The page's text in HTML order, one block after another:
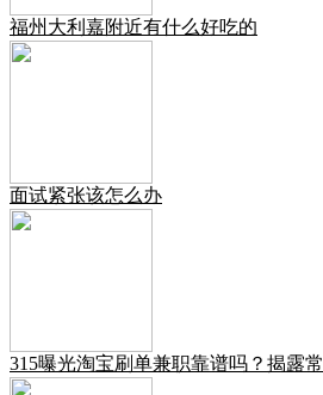
福州大利嘉附近有什么好吃的
面试紧张该怎么办
315曝光淘宝刷单兼职靠谱吗？揭露